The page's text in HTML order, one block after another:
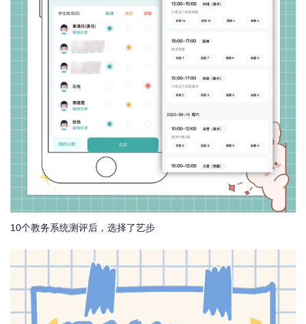
10个教务系统测评后，选择了艺步